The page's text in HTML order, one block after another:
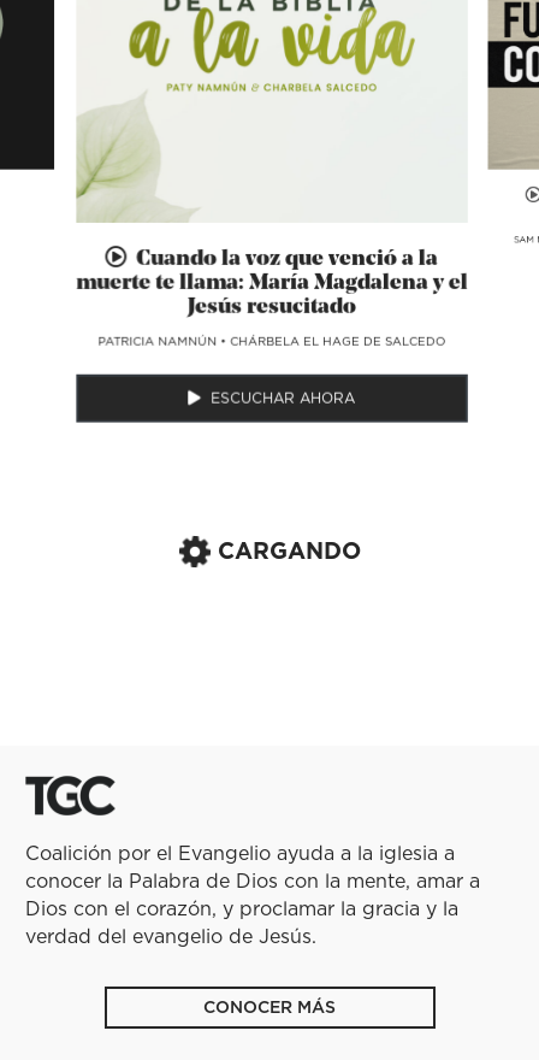
Cuando la voz que venció a la
muerte te llama: María Magdalena y el
Jesús resucitado
​PATRICIA NAMNÚN •CHÁRBELA EL HAGE DE SALCEDO
ESCUCHAR AHORA
SAM
CARGANDO
Coalición por el Evangelio ayuda a la iglesia a
conocer la Palabra de Dios con la mente, amar a
Dios con el corazón, y proclamar la gracia y la
verdad del evangelio de Jesús.
CONOCER MÁS